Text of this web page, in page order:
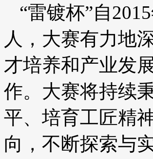
“雷镀杯”自
人，大赛有力地
才培养和产业发
作。大赛将持续
平、培育工匠精
向，不断探索与